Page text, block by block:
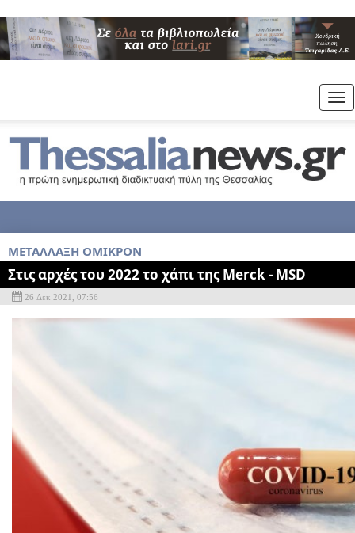
ΜΕΤΑΛΛΑΞΗ ΟΜΙΚΡΟΝ
Στις αρχές του 2022 το χάπι της Merck - MSD
26 Δεκ 2021, 07:56